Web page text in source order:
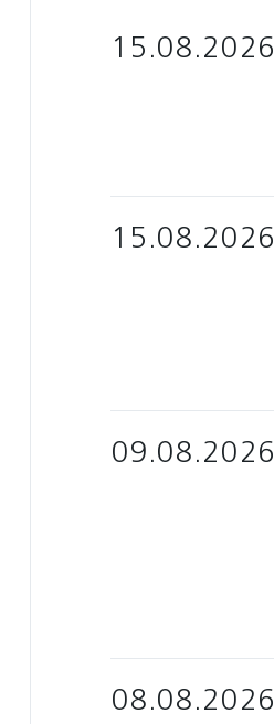
15.08.2026
15.08.2026
09.08.2026
08.08.2026